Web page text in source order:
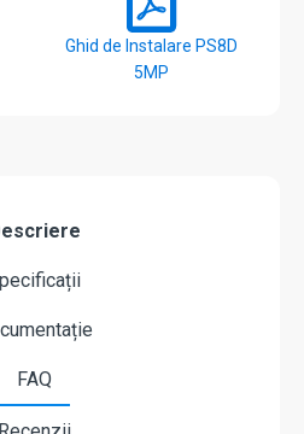
Ghid de Instalare PS8D
5MP
FAQ